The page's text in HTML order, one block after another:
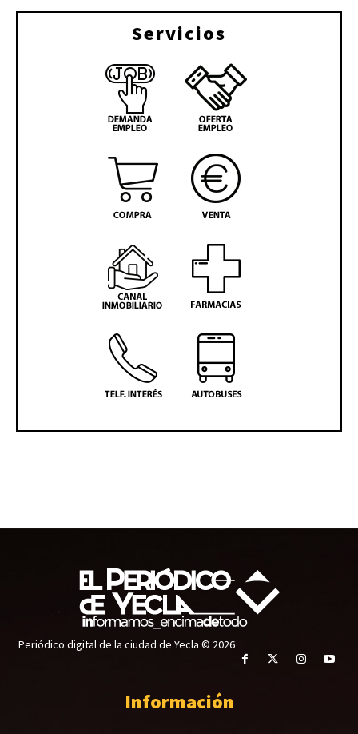
Servicios
Periódico digital de la ciudad de Yecla © 2026
Información